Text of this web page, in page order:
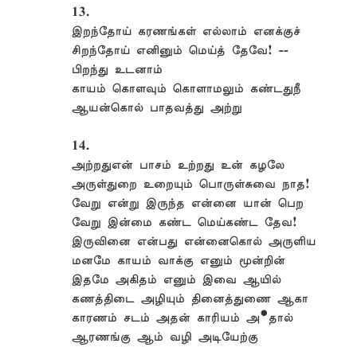
13.
இறந்தோய் கரணங்கள் எல்லாம் எனக்குச்
சிறந்தோய் எனினும் மெய்த் தேவே! --
பிறந்து உடனாம்
காயம் கொளவும் கொளாமலும் கண்டதுநீ
ஆயன்கொல் பாதவத்து அற்று
14.
அற்றதுஎன் பாசம் உற்றது உன் கழலே
அருள்துறை உறையும் பொருள்சுவை நாத!
வேறு என்று இருந்த என்னை யான் பெற
வேறு இன்மை கண்ட மெய்கண்ட தேவ!
இருவினை என்பது என்னைகொல் அருளிய
மனமே காயம் வாக்கு எனும் மூன்றின்
இதமே அகிதம் எனும் இவை ஆயில்
கணத்திடை அழியும் தினைத்துணை ஆகா
காரணம் சடம் அதன் காரியம் அ•தால்
ஆரணங்கு ஆம் வழி அடியேற்கு